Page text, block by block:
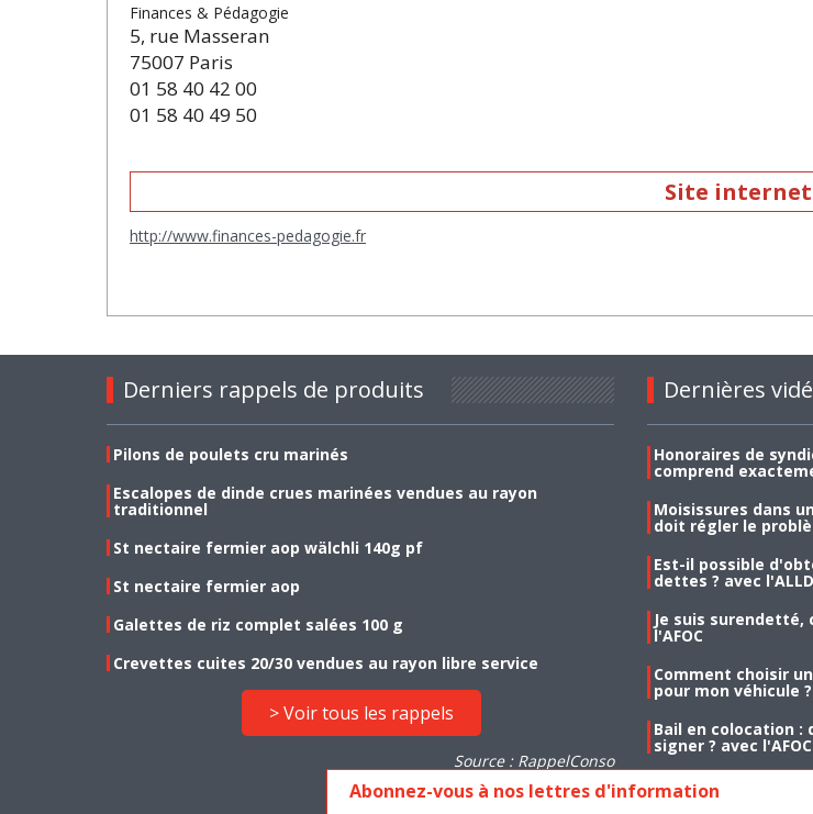
Finances & Pédagogie
5, rue Masseran
75007 Paris
01 58 40 42 00
01 58 40 49 50
Site internet
http://www.finances-pedagogie.fr
Derniers rappels de produits
Pilons de poulets cru marinés
Escalopes de dinde crues marinées vendues au rayon
traditionnel
St nectaire fermier aop wälchli 140g pf
St nectaire fermier aop
Galettes de riz complet salées 100 g
Crevettes cuites 20/30 vendues au rayon libre service
> Voir tous les rappels
Source : RappelConso
Dernières
Honoraires de
comprend
Moisissures dans
doit régler le
Est-il possible
dettes ? avec
Je suis surendetté,
l'AFOC
Comment choisir
pour mon véhicule ?
Bail en colocation
signer ? avec l'AFOC
Abonnez-vous à nos lettres d'information